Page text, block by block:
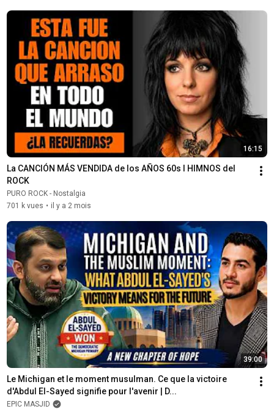
16:15
La CANCIÓN MÁS VENDIDA de los AÑOS 60s l HIMNOS del
ROCK
PURO ROCK - Nostalgia
701 k vues • il y a 2 mois
39:00
Le Michigan et le moment musulman. Ce que la victoire
d'Abdul El-Sayed signifie pour l'avenir | D...
EPIC MASJID